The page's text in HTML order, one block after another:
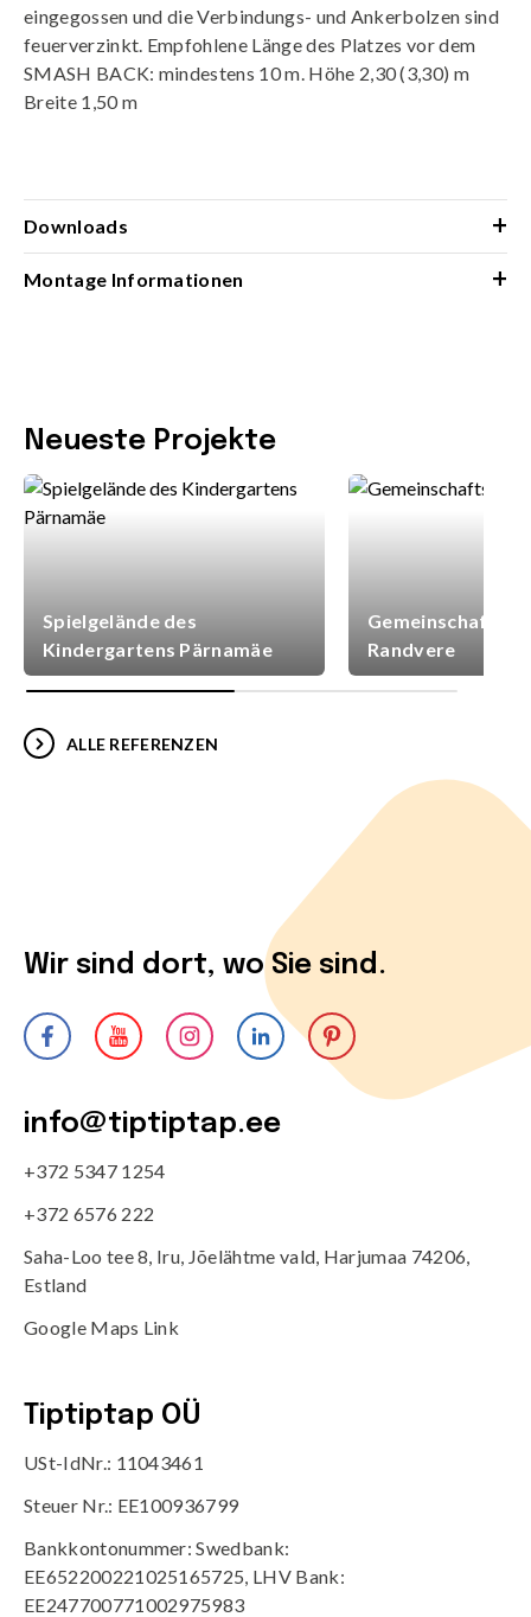
eingegossen und die Verbindungs- und Ankerbolzen sind
feuerverzinkt. Empfohlene Länge des Platzes vor dem
SMASH BACK: mindestens 10 m. Höhe 2,30 (3,30) m
Breite 1,50 m
Downloads +
Montage Informationen +
Neueste Projekte
Spielgelände des
Kindergartens Pärnamäe
Randvere
ALLE REFERENZEN
Wir sind dort, wo Sie sind.
info@tiptiptap.ee
+372 5347 1254
+372 6576 222
Saha-Loo tee 8, Iru, Jõelähtme vald, Harjumaa 74206,
Estland
Google Maps Link
Tiptiptap OÜ
USt-IdNr.: 11043461
Steuer Nr.: EE100936799
Bankkontonummer: Swedbank:
EE652200221025165725, LHV Bank:
EE247700771002975983